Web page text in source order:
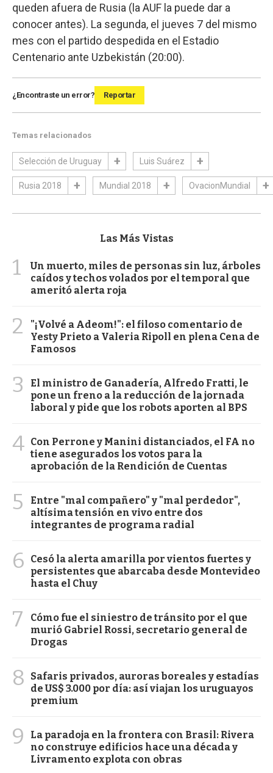
queden afuera de Rusia (la AUF la puede dar a
conocer antes). La segunda, el jueves 7 del mismo
mes con el partido despedida en el Estadio
Centenario ante Uzbekistán (20:00).
¿Encontraste un error? Reportar
Temas relacionados
Selección de Uruguay Luis Suárez
Rusia 2018 Mundial 2018 OvacionMundial
Las Más Vistas
1
Un muerto, miles de personas sin luz, árboles
caídos y techos volados por el temporal que
ameritó alerta roja
2
"¡Volvé a Adeom!": el filoso comentario de
Yesty Prieto a Valeria Ripoll en plena Cena de
Famosos
3
El ministro de Ganadería, Alfredo Fratti, le
pone un freno a la reducción de la jornada
laboral y pide que los robots aporten al BPS
4 Con Perrone y Manini distanciados, el FA no
tiene asegurados los votos para la
aprobación de la Rendición de Cuentas
5
Entre "mal compañero" y "mal perdedor",
altísima tensión en vivo entre dos
integrantes de programa radial
6
Cesó la alerta amarilla por vientos fuertes y
persistentes que abarcaba desde Montevideo
hasta el Chuy
7
Cómo fue el siniestro de tránsito por el que
murió Gabriel Rossi, secretario general de
Drogas
8
Safaris privados, auroras boreales y estadías
de US$ 3.000 por día: así viajan los uruguayos
premium
9
La paradoja en la frontera con Brasil: Rivera
no construye edificios hace una década y
Livramento explota con obras